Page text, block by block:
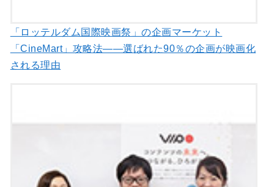
「ロッテルダム国際映画祭」の企画マーケット
「CineMart」攻略法――選ばれた90％の企画が映画化
される理由